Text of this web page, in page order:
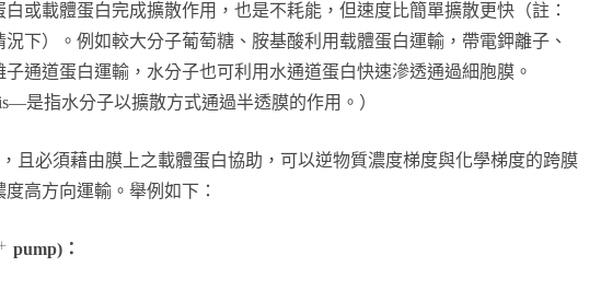
或載體蛋白完成擴散作用，也是不耗能，但速度比簡單擴散更快（註：
下）。例如較大分子葡萄糖、胺基酸利用载體蛋白運輸，帶電鉀離子、
通道蛋白運輸，水分子也可利用水通道蛋白快速滲透通過細胞膜。
是指水分子以擴散方式通過半透膜的作用。）
且必須藉由膜上之載體蛋白協助，可以逆物質濃度梯度與化學梯度的跨膜
高方向運輸。舉例如下：
pump)：